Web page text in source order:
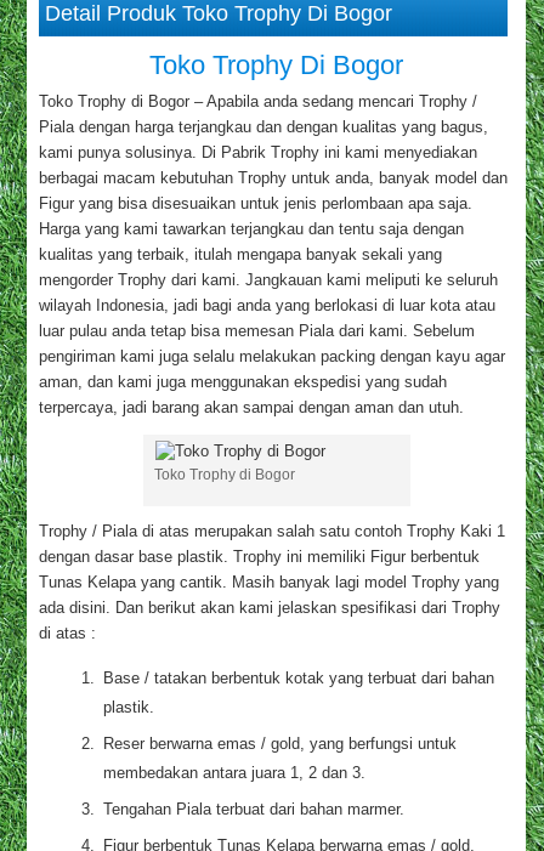
Detail Produk Toko Trophy Di Bogor
Toko Trophy Di Bogor
Toko Trophy di Bogor – Apabila anda sedang mencari Trophy /
Piala dengan harga terjangkau dan dengan kualitas yang bagus,
kami punya solusinya. Di Pabrik Trophy ini kami menyediakan
berbagai macam kebutuhan Trophy untuk anda, banyak model dan
Figur yang bisa disesuaikan untuk jenis perlombaan apa saja.
Harga yang kami tawarkan terjangkau dan tentu saja dengan
kualitas yang terbaik, itulah mengapa banyak sekali yang
mengorder Trophy dari kami. Jangkauan kami meliputi ke seluruh
wilayah Indonesia, jadi bagi anda yang berlokasi di luar kota atau
luar pulau anda tetap bisa memesan Piala dari kami. Sebelum
pengiriman kami juga selalu melakukan packing dengan kayu agar
aman, dan kami juga menggunakan ekspedisi yang sudah
terpercaya, jadi barang akan sampai dengan aman dan utuh.
Toko Trophy di Bogor
Trophy / Piala di atas merupakan salah satu contoh Trophy Kaki 1
dengan dasar base plastik. Trophy ini memiliki Figur berbentuk
Tunas Kelapa yang cantik. Masih banyak lagi model Trophy yang
ada disini. Dan berikut akan kami jelaskan spesifikasi dari Trophy
di atas :
Base / tatakan berbentuk kotak yang terbuat dari bahan
plastik.
Reser berwarna emas / gold, yang berfungsi untuk
membedakan antara juara 1, 2 dan 3.
Tengahan Piala terbuat dari bahan marmer.
Figur berbentuk Tunas Kelapa berwarna emas / gold,